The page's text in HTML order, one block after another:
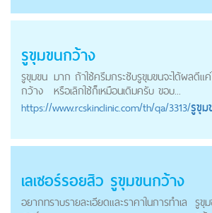
รูขุมขนกว้าง
รูขุมขน
กว้าง
มาก ถ้าใช้ครีมกระชับรูขุมขนจะได้ผลดีแ
หรือเลิกใช้ก็เหมือนเดิมครับ ขอบ...
https://www.rcskinclinic.com/th/qa/3313/รูขุม
เลเซอร์รอยสิว รูขุมขนกว้าง
อยากทราบรายละเอียดและราคาในการทำเล รูขุ